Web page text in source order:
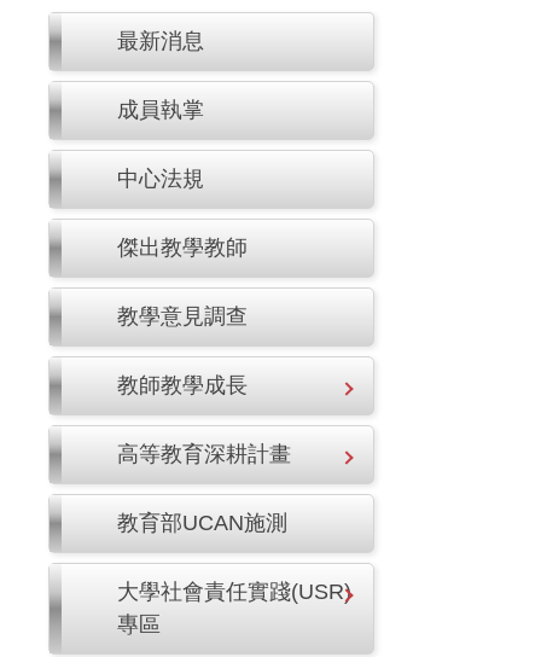
最新消息
成員執掌
中心法規
傑出教學教師
教學意見調查
教師教學成長
高等教育深耕計畫
教育部UCAN施測
大學社會責任實踐(USR)
專區